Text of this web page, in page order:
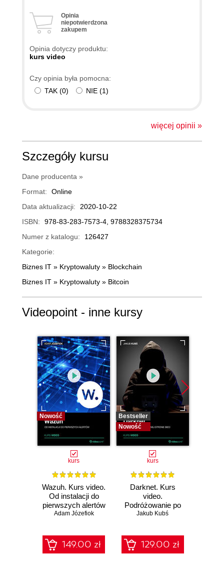
Opinia
niepotwierdzona
zakupem
Opinia dotyczy produktu:
kurs video
Czy opinia była pomocna:
TAK (0) NIE (1)
więcej opinii »
Szczegóły kursu
Dane producenta »
Format:
Online
Data aktualizacji:
2020-10-22
ISBN:
978-83-283-7573-4, 9788328375734
Numer z katalogu:
126427
Kategorie:
Biznes IT » Kryptowaluty » Blockchain
Biznes IT » Kryptowaluty » Bitcoin
Videopoint - inne kursy
Nowość
kurs
Wazuh. Kurs video.
Od instalacji do
pierwszych alertów
Adam Józefiok
149.00 zł
Bestseller
Nowość
kurs
Darknet. Kurs
video.
Podróżowanie po
ciemnej stronie
Jakub Kubś
129.00 zł